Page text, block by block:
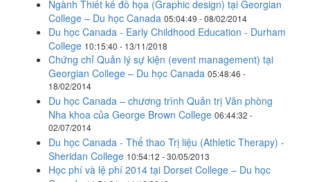
Ngành Thiết kế đồ họa (Graphic design) tại Georgian
College – Du học Canada 05:04:49 - 08/02/2014
Du học Canada - Early Childhood Education - Durham
College 10:15:40 - 13/11/2018
Chứng chỉ Quản lý sự kiện (event management) tại
Georgian College – Du học Canada 05:48:46 -
18/02/2014
Du học Canada – chương trình Quản trị Văn phòng
Nha khoa của George Brown College 06:44:32 -
02/07/2014
Du học Canada - Thể thao Trị liệu (Athletic Therapy) -
Sheridan College 10:54:12 - 30/05/2013
Học phí và lệ phí 2014 tại Dorset College – Du học